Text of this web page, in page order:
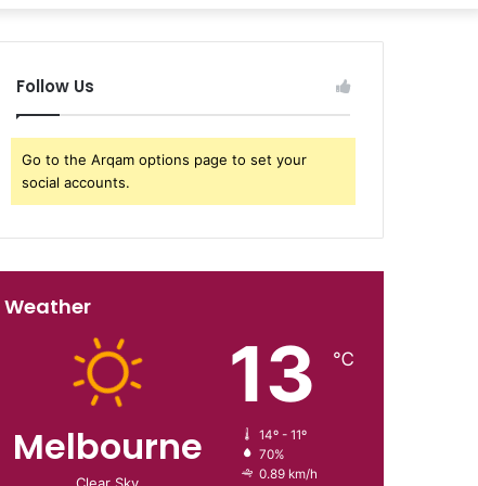
Follow Us
Go to the Arqam options page to set your
social accounts.
Weather
Melbourne
13 ℃
14º - 11º
70%
0.89 km/h